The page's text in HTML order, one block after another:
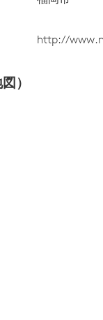
http://
）